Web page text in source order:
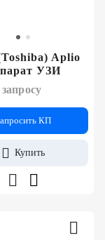
Aplio
УЗИ
КП
Купить